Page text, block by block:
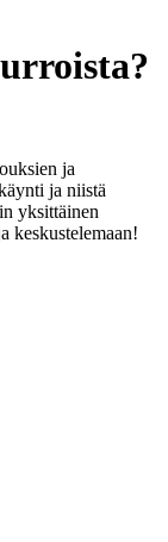
ja
ja niistä
yksittäinen
keskustelemaan!